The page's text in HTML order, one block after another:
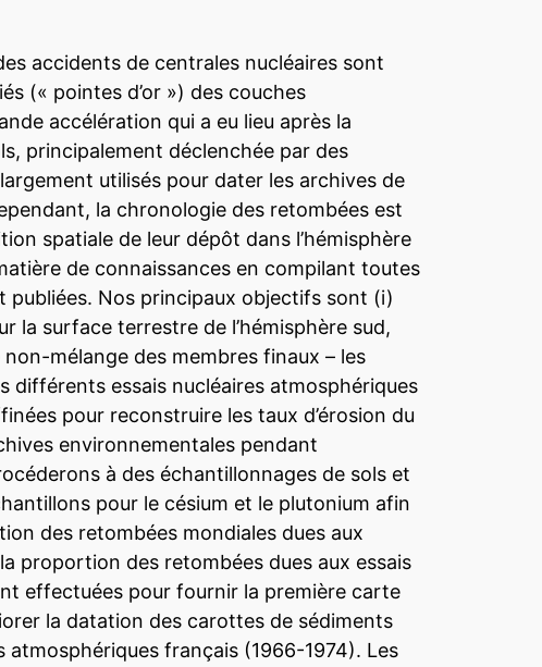
accidents de centrales nucléaires sont
(« pointes d’or ») des couches
accélération qui a eu lieu après la
principalement déclenchée par des
utilisés pour dater les archives de
la chronologie des retombées est
spatiale de leur dépôt dans l’hémisphère
de connaissances en compilant toutes
publiées. Nos principaux objectifs sont (i)
la surface terrestre de l’hémisphère sud,
mélange des membres finaux – les
différents essais nucléaires atmosphériques
pour reconstruire les taux d’érosion du
environnementales pendant
à des échantillonnages de sols et
pour le césium et le plutonium afin
des retombées mondiales dues aux
proportion des retombées dues aux essais
effectuées pour fournir la première carte
la datation des carottes de sédiments
atmosphériques français (1966-1974). Les